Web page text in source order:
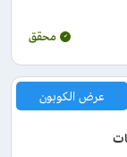
محقق
عرض الكوبون